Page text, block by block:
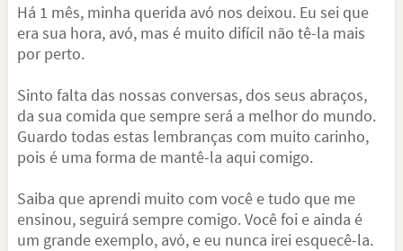
Há 1 mês, minha querida avó nos deixou. Eu sei que
era sua hora, avó, mas é muito difícil não tê-la mais
por perto.
Sinto falta das nossas conversas, dos seus abraços,
da sua comida que sempre será a melhor do mundo.
Guardo todas estas lembranças com muito carinho,
pois é uma forma de mantê-la aqui comigo.
Saiba que aprendi muito com você e tudo que me
ensinou, seguirá sempre comigo. Você foi e ainda é
um grande exemplo, avó, e eu nunca irei esquecê-la.